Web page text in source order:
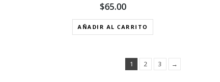
$65.00
AÑADIR AL CARRITO
1 2 3 →